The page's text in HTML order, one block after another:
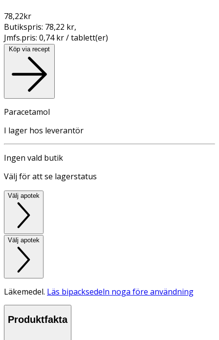
78,22kr
Butikspris: 78,22 kr,
Jmfs.pris: 0,74 kr / tablett(er)
Köp via recept
Paracetamol
I lager hos leverantör
Ingen vald butik
Välj för att se lagerstatus
Välj apotek
Välj apotek
Läkemedel. Läs bipacksedeln noga före användning
Produktfakta